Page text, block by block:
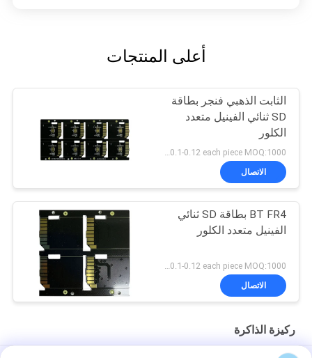
أعلى المنتجات
الثابت الذهبي فنجر بطاقة
SD ثنائي الفينيل متعدد
الكلور
US 0.1-0.12 each piece MOQ:1000 قطعة
الاتصال
BT FR4 بطاقة SD ثنائي
الفينيل متعدد الكلور
الاتصال
ركيزة الذاكرة